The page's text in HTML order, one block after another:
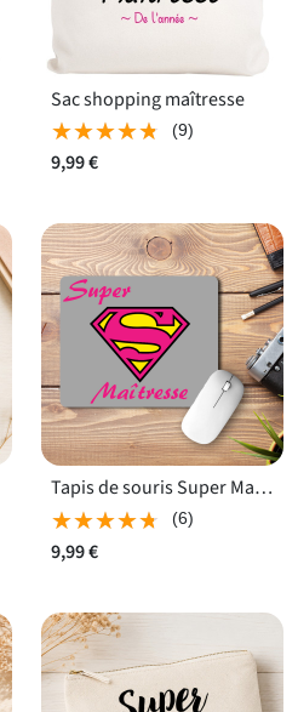
Sac shopping maîtresse
★★★★★
★★★★★ (9)
9,99 €
Tapis de souris Super Maîtresse
★★★★★
★★★★★ (6)
9,99 €